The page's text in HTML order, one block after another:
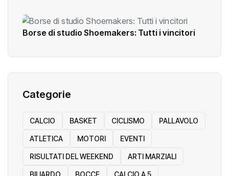
Borse di studio Shoemakers: Tutti i vincitori
Categorie
CALCIO BASKET CICLISMO PALLAVOLO
ATLETICA MOTORI EVENTI
RISULTATI DEL WEEKEND ARTI MARZIALI
BILIARDO BOCCE CALCIO A 5